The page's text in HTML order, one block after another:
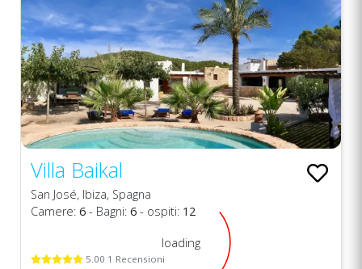
Villa Baikal
San José, Ibiza, Spagna
Camere: 6 - Bagni: 6 - ospiti: 12
5.00 1 Recensioni
loading